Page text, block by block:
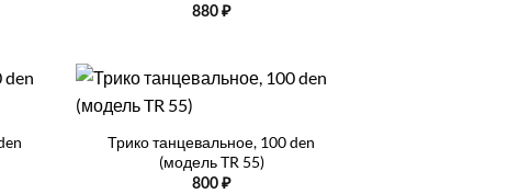
880₽
Трико танцевальное, 100 den
(модель TR 55)
800₽